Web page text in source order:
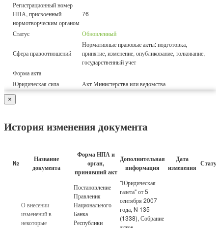
Регистрационный номер
НПА, присвоенный
нормотворческим органом
76
Статус Обновленный
Сфера правоотношений
Нормативные правовые акты: подготовка,
принятие, изменение, опубликование, толкование,
государственный учет
Форма акта
Юридическая сила
Акт Министерства или ведомства
×
История изменения документа
№
Название
документа
Форма НПА и
орган,
принявший акт
Дополнительная
информация
Дата
изменения
О внесении
изменений в
некоторые
Постановление
Правления
Национального
Банка
Республики
"Юридическая
газета" от 5
сентября 2007
года, N 135
(1338), Собрание